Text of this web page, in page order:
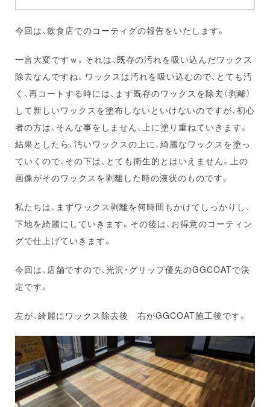
今回は、飲食店でのコーティグの報告をいたします。
一言大変ですｗ。それは、既存の汚れを吸い込んだワックス
除去なんですね。ワックスは汚れを吸い込むので、とても汚
く、再コートする時には、まず既存のワックスを除去（剥離）
して新しいワックスを塗布しないといけないのですが、初心
者の方は、そんな事をしません、上に塗り重ねていきます。
結果としたら、汚いワックスの上に、綺麗なワックスを塗っ
ていくので、その下は、とても衛生的とはいえません。上の
画像がそのワックスを剥離した時の液状のものです。
私たちは、まずワックス剥離を何時間もかけてしっかりし、
下地を綺麗にしていきます。その後は、お得意のコーティン
グで仕上げていきます。
今回は、店舗ですので、光沢・グリップ優先のGGCOATで決
定です。
左が、綺麗にワックス除去後 右がGGCOAT施工後です。